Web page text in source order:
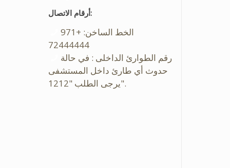
أرقام الاتصال:
الخط الساخن: +971
72444444
رقم الطوارئ الداخلى : في حالة
حدوث أي طارئ داخل المستشفى
يرجى الطلب "1212".